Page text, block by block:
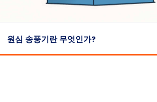
원심 송풍기란 무엇인가?